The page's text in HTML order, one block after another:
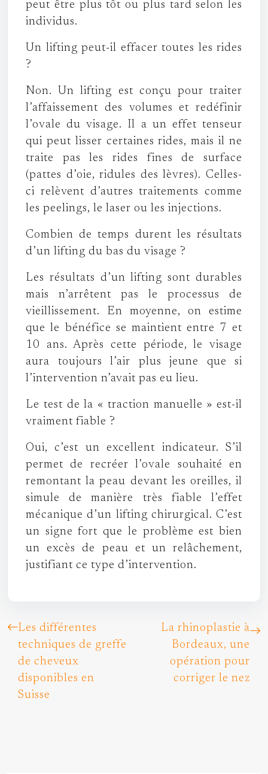
peut être plus tôt ou plus tard selon les
individus.
Un lifting peut-il effacer toutes les rides
?
Non. Un lifting est conçu pour traiter
l’affaissement des volumes et redéfinir
l’ovale du visage. Il a un effet tenseur
qui peut lisser certaines rides, mais il ne
traite pas les rides fines de surface
(pattes d’oie, ridules des lèvres). Celles-
ci relèvent d’autres traitements comme
les peelings, le laser ou les injections.
Combien de temps durent les résultats
d’un lifting du bas du visage ?
Les résultats d’un lifting sont durables
mais n’arrêtent pas le processus de
vieillissement. En moyenne, on estime
que le bénéfice se maintient entre 7 et
10 ans. Après cette période, le visage
aura toujours l’air plus jeune que si
l’intervention n’avait pas eu lieu.
Le test de la « traction manuelle » est-il
vraiment fiable ?
Oui, c’est un excellent indicateur. S’il
permet de recréer l’ovale souhaité en
remontant la peau devant les oreilles, il
simule de manière très fiable l’effet
mécanique d’un lifting chirurgical. C’est
un signe fort que le problème est bien
un excès de peau et un relâchement,
justifiant ce type d’intervention.
Les différentes
techniques de greffe
de cheveux
disponibles en
Suisse
La rhinoplastie à
Bordeaux, une
opération pour
corriger le nez